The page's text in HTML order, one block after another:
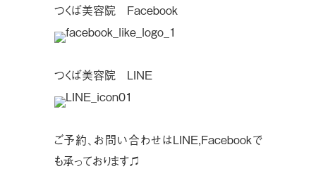
つくば美容院 Facebook
つくば美容院 LINE
ご予約、お問い合わせはLINE,Facebookで
も承っております♫